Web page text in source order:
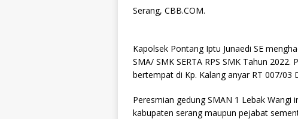
Serang, CBB.COM.
Kapolsek Pontang Iptu Junaedi SE
SMA/ SMK SERTA RPS SMK Tahun
bertempat di Kp. Kalang anyar RT 007/03
Peresmian gedung SMAN 1 Lebak Wangi
kabupaten serang maupun pejabat